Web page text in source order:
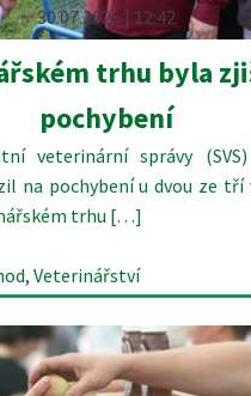
30.07.2025 | 12:42
trhu byla
pochybení
veterinární správy
na pochybení u dvou ze tří
trhu […]
, Veterinářství